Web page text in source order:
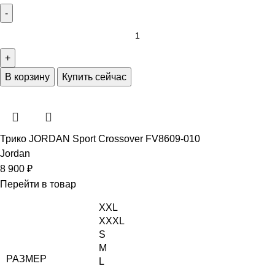
В корзину Купить сейчас
Трико JORDAN Sport Crossover FV8609-010
Jordan
8 900 ₽
Перейти в товар
РАЗМЕР
XXL
XXXL
S
M
L